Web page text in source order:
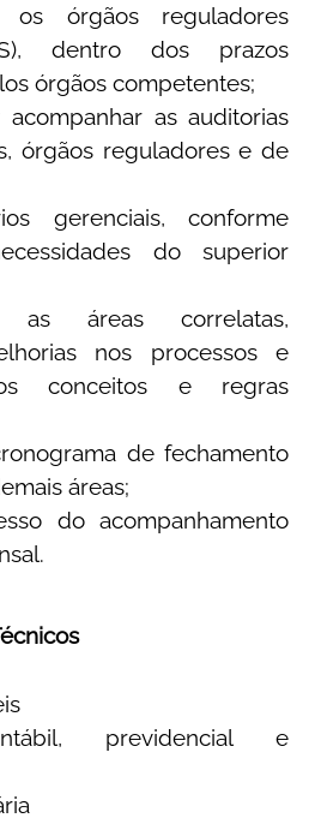
os órgãos reguladores
dentro dos prazos
órgãos competentes;
acompanhar as auditorias
órgãos reguladores e de
gerenciais, conforme
do superior
as áreas correlatas,
nos processos e
conceitos e regras
de fechamento
áreas;
do acompanhamento
previdencial e